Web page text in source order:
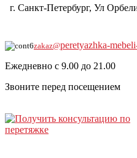
г. Санкт-Петербург, Ул
zakaz@peretyazhka-
Ежедневно с 9.00 до 21.00
Звоните перед посещением